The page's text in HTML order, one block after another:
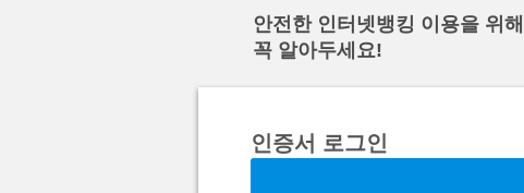
안전한 인터넷뱅킹 이용을 위해
꼭 알아두세요!
인증서 로그인